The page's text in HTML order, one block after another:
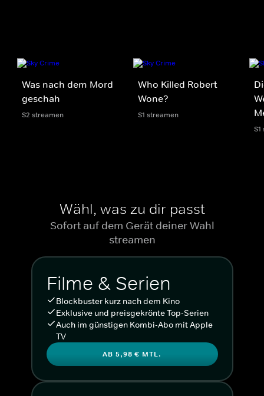
Was nach dem Mord
geschah
S2 streamen
Who Killed Robert
Wone?
S1 streamen
Wähl, was zu dir passt
Sofort auf dem Gerät deiner Wahl
streamen
Filme & Serien
Blockbuster kurz nach dem Kino
Exklusive und preisgekrönte Top-Serien
Auch im günstigen Kombi-Abo mit Apple
TV
AB 5,98 € MTL.